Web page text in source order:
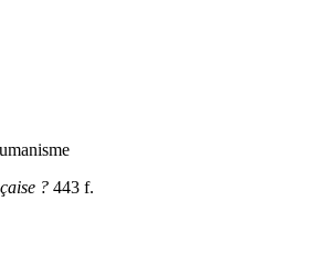
? 443 f.